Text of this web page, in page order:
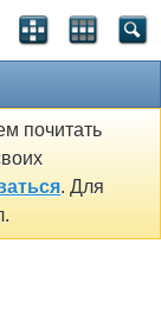
почитать
. Для